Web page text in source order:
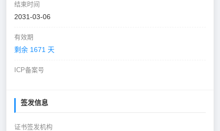
结束时间
2031-03-06
有效期
剩余 1671 天
ICP备案号
签发信息
证书签发机构